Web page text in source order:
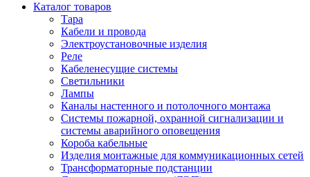
Каталог товаров
Тара
Кабели и провода
Электроустановочные изделия
Реле
Кабеленесущие системы
Светильники
Лампы
Каналы настенного и потолочного монтажа
Системы пожарной, охранной сигнализации и
системы аварийного оповещения
Короба кабельные
Изделия монтажные для коммуникационных сетей
Трансформаторные подстанции